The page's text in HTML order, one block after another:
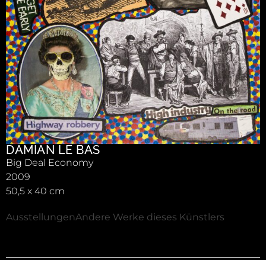
DAMIAN LE BAS
Big Deal Economy
2009
50,5 x 40 cm
AusstellungenAndere Werke dieses Künstlers